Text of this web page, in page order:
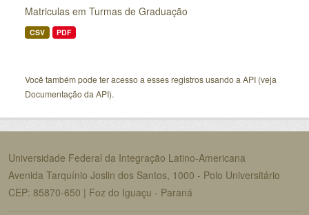
Matriculas em Turmas de Graduação
CSV PDF
Você também pode ter acesso a esses registros usando a API (veja
Documentação da API).
Universidade Federal da Integração Latino-Americana
Avenida Tarquínio Joslin dos Santos, 1000 - Polo Universitário
CEP: 85870-650 | Foz do Iguaçu - Paraná